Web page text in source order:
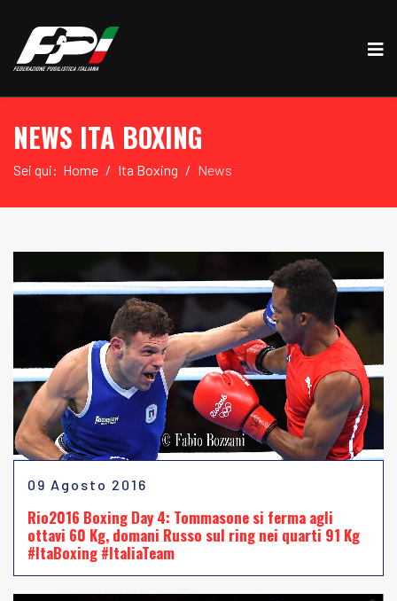
NEWS ITA BOXING
Sei qui: Home Ita Boxing News
09 Agosto 2016
Rio2016 Boxing Day 4: Tommasone si ferma agli
ottavi 60 Kg, domani Russo sul ring nei quarti 91 Kg
#ItaBoxing #ItaliaTeam